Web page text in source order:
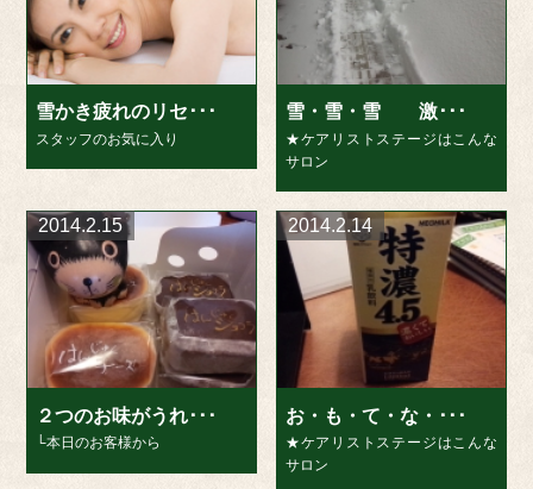
雪かき疲れのリセ･･･
スタッフのお気に入り
雪・雪・雪 激･･･
★ケアリストステージはこんな
サロン
２つのお味がうれ･･･
2014.2.15
└本日のお客様から
お・も・て・な・･･･
2014.2.14
★ケアリストステージはこんな
サロン